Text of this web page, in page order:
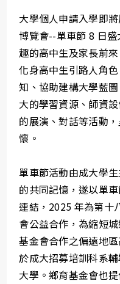
大學個人申請入學即
博覽會--單車節 8 日
趣的高中生及家長前
化身高中生引路人角
知、協助建構大學藍
大的學習資源、師資
的展演、對話等活動
懷。
單車節活動由成大學
的共同記憶，遂以單
連結，2025 年為第十
會公益合作，為縮短
基金會合作之偏遠地
於成大招募培訓科系
大學。鄉育基金會也